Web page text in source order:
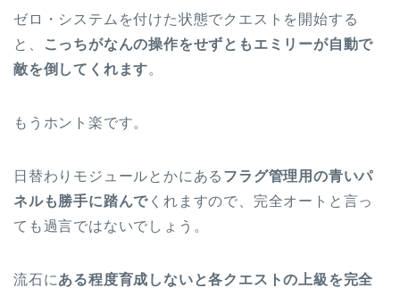
ゼロ・システムを付けた状態でクエストを開始する
と、
こっちがなんの操作をせずともエミリーが自動で
敵を倒してくれます。
もうホント楽です。
日替わりモジュールとかにある フラグ管理用の青いパ
ネルも勝手に踏んで くれますので、完全オートと言っ
ても過言ではないでしょう。
流石にある程度育成しないと各クエストの上級を完全